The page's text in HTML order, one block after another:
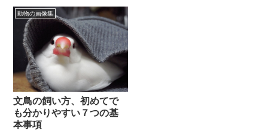
日々をがんばって乗り切った
ら、休日は仕事のことな...
動物の画像集
文鳥の飼い方、初めてで
も分かりやすい７つの基
本事項